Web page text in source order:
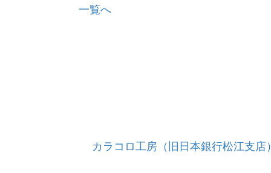
一覧へ
カラコロ工房（旧日本銀行松江支店